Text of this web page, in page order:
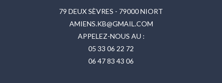
79 DEUX SÈVRES - 79000 NIORT
AMIENS.KB@GMAIL.COM
APPELEZ-NOUS AU :
05 33 06 22 72
06 47 83 43 06